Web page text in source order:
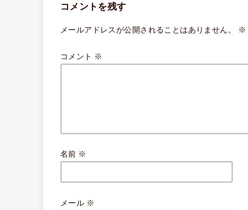
コメントを残す
メールアドレスが公開されることはありません。 ※
コメント ※
名前 ※
メール ※